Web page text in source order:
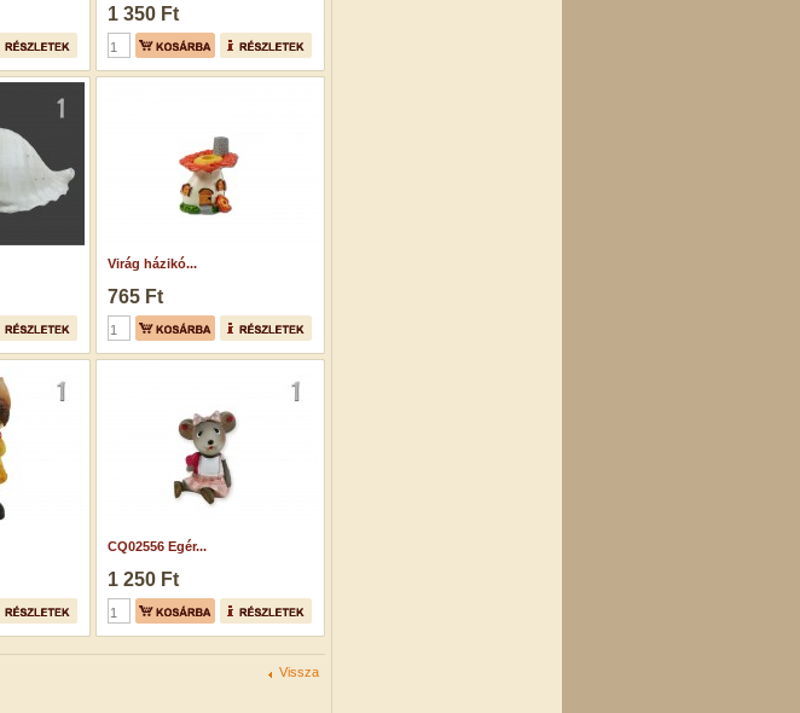
1 350 Ft
Virág házikó...
765 Ft
CQ02556 Egér...
1 250 Ft
Vissza